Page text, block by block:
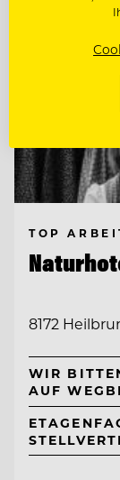
TOP
8172
WIR
AUF